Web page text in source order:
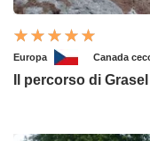
Europa Canada
Il percorso di